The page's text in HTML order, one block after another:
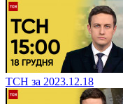
ТСН за 2023.12.18